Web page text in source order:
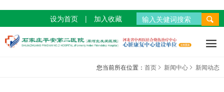
设为首页 | 加入收藏

新闻中心
新闻动态
医院概况
医院简介
科室介绍
重症医学科
科研教学
科研成果
文化建设
平安文化
就医指南
门诊指南
加入我们
招聘信息
您当前所在位置：首页 新闻中心 新闻动态